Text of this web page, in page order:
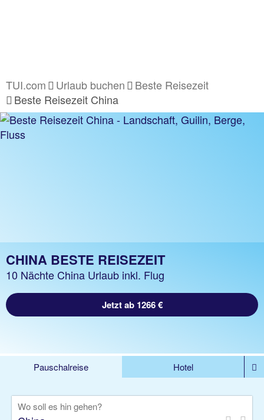
TUI.com Urlaub buchen
Beste Reisezeit
Beste Reisezeit China
CHINA BESTE REISEZEIT
10 Nächte China Urlaub inkl. Flug
Jetzt ab 1266 €
Pauschalreise
Hotel
Kreuzfahrten
Rundreisen
Wo soll es hin gehen?